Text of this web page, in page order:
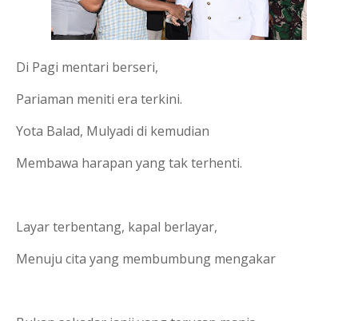
Di Pagi mentari berseri,
Pariaman meniti era terkini.
Yota Balad, Mulyadi di kemudian
Membawa harapan yang tak terhenti.
Layar terbentang, kapal berlayar,
Menuju cita yang membumbung mengakar